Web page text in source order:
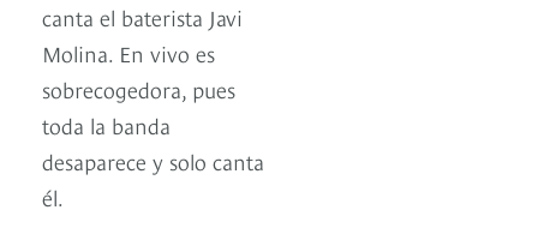
canta el baterista Javi
Molina. En vivo es
sobrecogedora, pues
toda la banda
desaparece y solo canta
él.